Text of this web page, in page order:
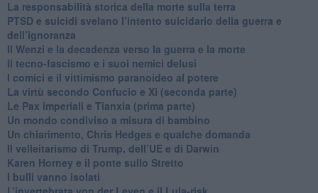
La responsabilità storica della morte sulla terra
PTSD e suicidi svelano l’intento suicidario della guerra e
dell’ignoranza
Il Wenzi e la decadenza verso la guerra e la morte
​Il tecno-fascismo e i suoi nemici delusi
​I comici e il vittimismo paranoideo al potere
​La virtù secondo Confucio e Xi (seconda parte)
Le Pax imperiali e Tianxia (prima parte)
Un mondo condiviso a misura di bambino
​Un chiarimento, Chris Hedges e qualche domanda
Il velleitarismo di Trump, dell’UE e di Darwin
​Karen Horney e il ponte sullo Stretto
​I bulli vanno isolati